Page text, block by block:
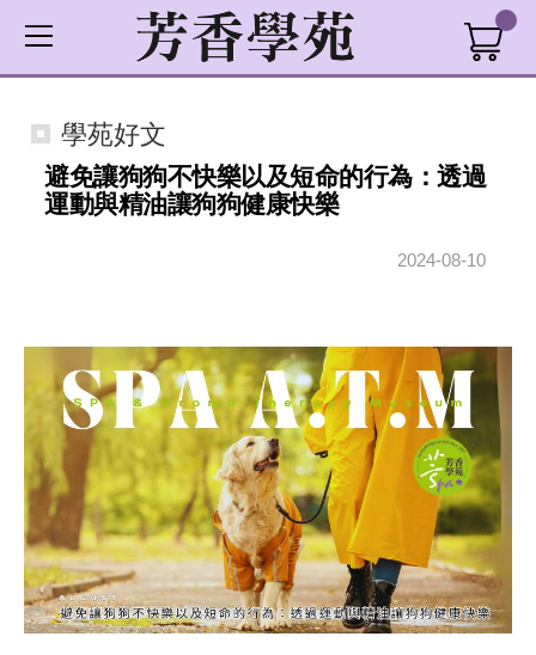
學苑好文
避免讓狗狗不快樂以及短命的行為：透過
運動與精油讓狗狗健康快樂
2024-08-10